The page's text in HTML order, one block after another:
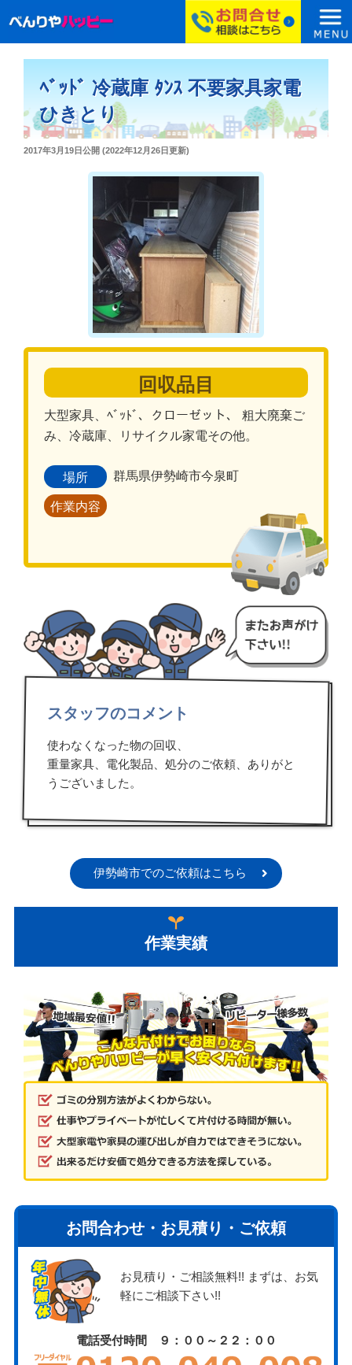
ﾍﾞｯﾄﾞ 冷蔵庫 ﾀﾝｽ 不要家具家電
ひきとり
投
2017年3月19日公開 (2022年12月26日更新)
回収品目
大型家具、ﾍﾞｯﾄﾞ、クローゼット、 粗大廃棄ご
み、冷蔵庫、リサイクル家電その他。
場所 群馬県伊勢崎市今泉町
作業内容
スタッフのコメント
使わなくなった物の回収、
重量家具、電化製品、処分のご依頼、ありがと
うございました。
伊勢崎市でのご依頼はこちら
作業実績
お問合わせ・お見積り・ご依頼
お見積り・ご相談無料!! まずは、お気
軽にご相談下さい!!
電話受付時間 ９：００～２２：００